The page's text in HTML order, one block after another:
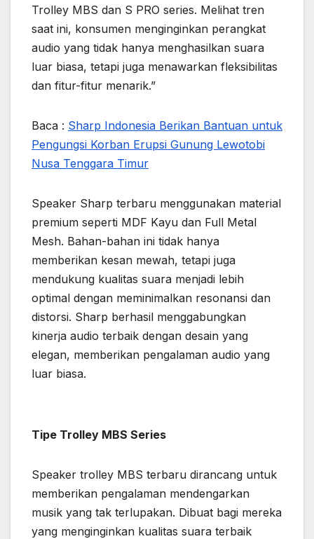
Trolley MBS dan S PRO series. Melihat tren
saat ini, konsumen menginginkan perangkat
audio yang tidak hanya menghasilkan suara
luar biasa, tetapi juga menawarkan fleksibilitas
dan fitur-fitur menarik.”
Baca : Sharp Indonesia Berikan Bantuan untuk
Pengungsi Korban Erupsi Gunung Lewotobi
Nusa Tenggara Timur
Speaker Sharp terbaru menggunakan material
premium seperti MDF Kayu dan Full Metal
Mesh. Bahan-bahan ini tidak hanya
memberikan kesan mewah, tetapi juga
mendukung kualitas suara menjadi lebih
optimal dengan meminimalkan resonansi dan
distorsi. Sharp berhasil menggabungkan
kinerja audio terbaik dengan desain yang
elegan, memberikan pengalaman audio yang
luar biasa.
Tipe Trolley MBS Series
Speaker trolley MBS terbaru dirancang untuk
memberikan pengalaman mendengarkan
musik yang tak terlupakan. Dibuat bagi mereka
yang menginginkan kualitas suara terbaik